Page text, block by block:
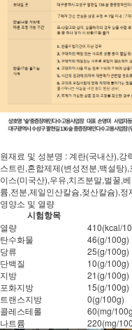
원재료 및 성분명 : 계란(국내산),
스트린,혼합제제(변성전분,백설탕
이스(미국산),우유,치즈분말,벌꿀,
륨,전분,제일인산칼슘,젖산칼슘),정
영양소 및 열량
시험항목
열량 410(kcal/
탄수화물
46(g/100g)
당류
25(g/100g)
단백질
10(g/100g)
지방
21(g/100g)
포화지방
15(g/100g)
트랜스지방
0(g/100g)
콜레스테롤
60(mg/
나트륨
220(mg/